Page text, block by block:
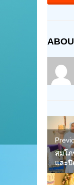
สมโภ
และ